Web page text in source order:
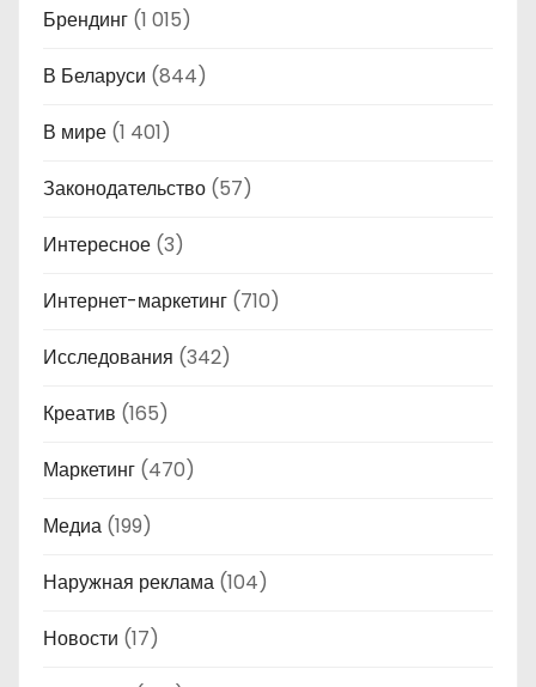
Брендинг (1 015)
В Беларуси (844)
В мире (1 401)
Законодательство (57)
Интересное (3)
Интернет-маркетинг (710)
Исследования (342)
Креатив (165)
Маркетинг (470)
Медиа (199)
Наружная реклама (104)
Новости (17)